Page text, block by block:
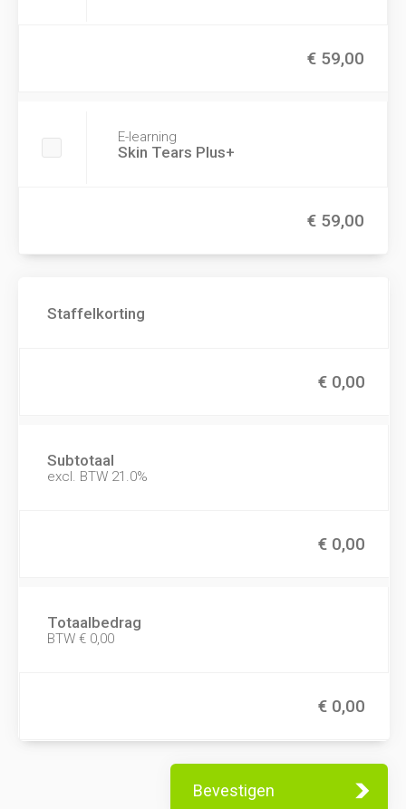
€ 59,00
E-learning
Skin Tears Plus+
€ 59,00
Staffelkorting
€ 0,00
Subtotaal
excl. BTW 21.0%
€ 0,00
Totaalbedrag
BTW € 0,00
€ 0,00
Bevestigen